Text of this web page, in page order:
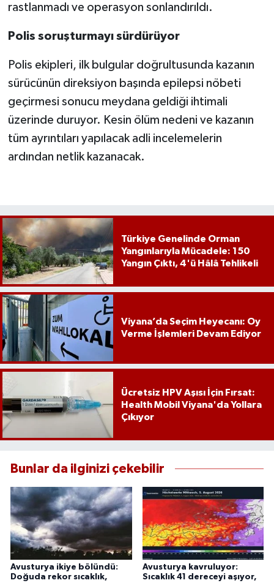
rastlanmadı ve operasyon sonlandırıldı.
Polis soruşturmayı sürdürüyor
Polis ekipleri, ilk bulgular doğrultusunda kazanın
sürücünün direksiyon başında epilepsi nöbeti
geçirmesi sonucu meydana geldiği ihtimali
üzerinde duruyor. Kesin ölüm nedeni ve kazanın
tüm ayrıntıları yapılacak adli incelemelerin
ardından netlik kazanacak.
Türkiye Genelinde Orman
Yangınlarıyla Mücadele: 150
Yangın Çıktı, 4'ü Hâlâ Tehlikeli
Viyana’da Seçim Heyecanı: Oy
Verme İşlemleri Devam Ediyor
Ücretsiz HPV Aşısı İçin Fırsat:
Health Mobil Viyana'da Yollara
Çıkıyor
Bunlar da ilginizi çekebilir
Avusturya ikiye bölündü:
Doğuda rekor sıcaklık,
Avusturya kavruluyor:
Sıcaklık 41 dereceyi aşıyor,